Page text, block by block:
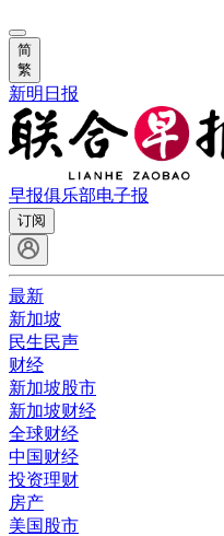
简
繁
新明日报
早报俱乐部电子报
订阅
最新
新加坡
民生民声
财经
新加坡股市
新加坡财经
全球财经
中国财经
投资理财
房产
美国股市